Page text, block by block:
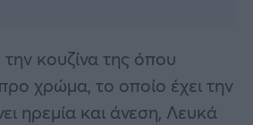
κουζίνα της όπου
χρώμα, το οποίο έχει την
ηρεμία και άνεση, Λευκά